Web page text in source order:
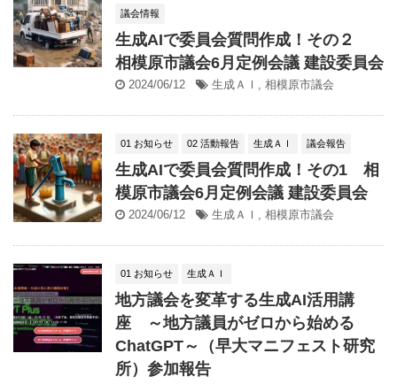
議会情報
生成AIで委員会質問作成！その２
相模原市議会6月定例会議 建設委員会
2024/06/12 生成ＡＩ , 相模原市議会
01 お知らせ 02 活動報告 生成ＡＩ 議会報告
生成AIで委員会質問作成！その1 相
模原市議会6月定例会議 建設委員会
2024/06/12 生成ＡＩ , 相模原市議会
01 お知らせ 生成ＡＩ
地方議会を変革する生成AI活用講
座 ～地方議員がゼロから始める
ChatGPT～（早大マニフェスト研究
所）参加報告